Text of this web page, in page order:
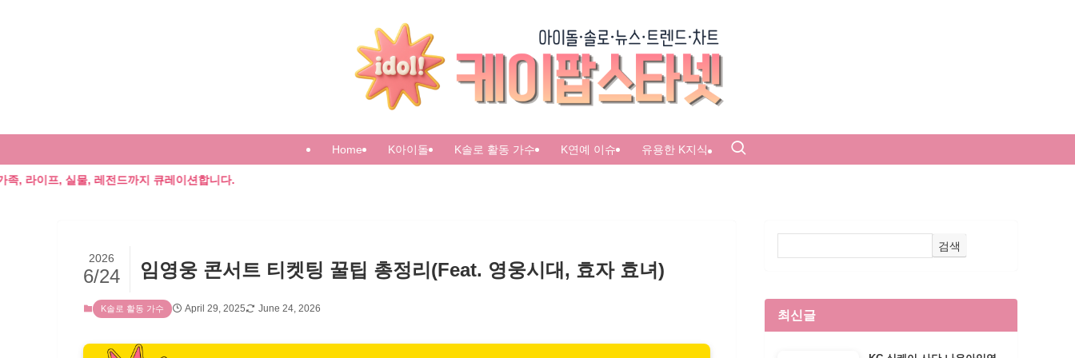
Home K아이돌 K솔로 활동 가수 K연예 이슈 유용한 K지식
물, 레전드까지 큐레이션합니다.
임영웅 콘서트 티켓팅 꿀팁 총정리(Feat. 영웅시대, 효자 효녀)
2026
6/24
K솔로 활동 가수 April 29, 2025 June 24, 2026
검색
최신글